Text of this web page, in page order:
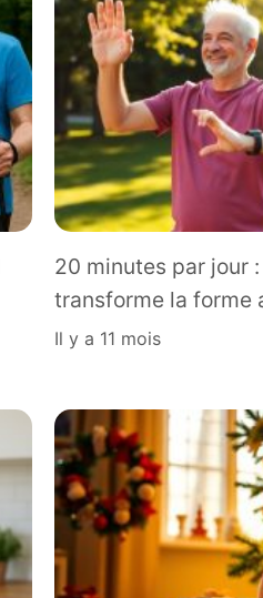
20 minutes par jour
transforme la forme
il y a 11 mois